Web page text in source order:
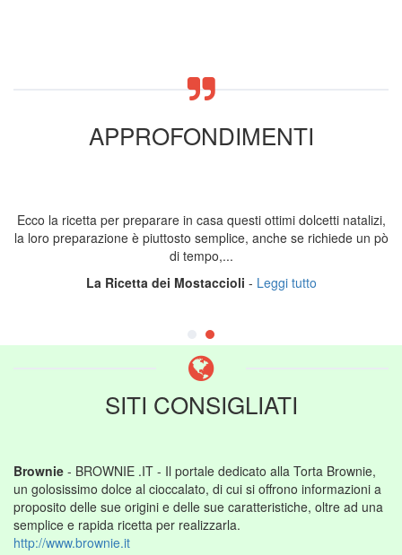
APPROFONDIMENTI
Ecco la ricetta per preparare in casa questi ottimi dolcetti natalizi,
la loro preparazione è piuttosto semplice, anche se richiede un pò
di tempo,...
La Ricetta dei Mostaccioli - Leggi tutto
SITI CONSIGLIATI
Brownie - BROWNIE .IT - Il portale dedicato alla Torta Brownie,
un golosissimo dolce al cioccalato, di cui si offrono informazioni a
proposito delle sue origini e delle sue caratteristiche, oltre ad una
semplice e rapida ricetta per realizzarla.
http://www.brownie.it